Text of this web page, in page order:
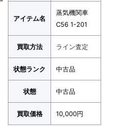
アイテム名
蒸気機関車
C56 1-201
買取方法 ライン査定
状態ランク 中古品
状態 中古品
買取価格 10,000円